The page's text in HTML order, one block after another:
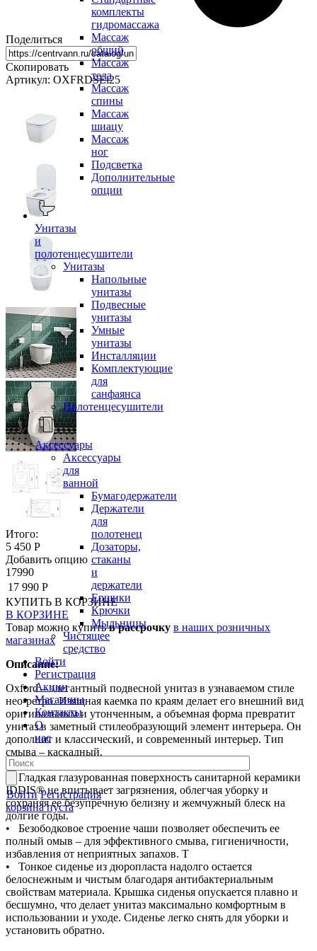
комплекты
гидромассажа
Массаж
общий
Массаж
тела
Массаж
спины
Массаж
шиацу
Массаж
ног
Подсветка
Дополнительные
опции
Унитазы
и
полотенцесушители
Унитазы
Напольные
унитазы
Подвесные
унитазы
Умные
унитазы
Инсталляции
Комплектующие
для
санфаянса
Полотенцесушители
Аксессуары
Аксессуары
для
ванной
Бумагодержатели
Держатели
для
полотенец
Дозаторы,
стаканы
и
держатели
Ершики
Крючки
Мыльницы
Чистящее
средство
Войти
Регистрация
Акции
Магазины
Контакты
О
нас
Войти Регистрация
корзина пуста
Поделиться
Скопировать
Артикул: OXFRDSEi25
Итого:
5 450 Р
Добавить опцию
17990
17 990 Р
КУПИТЬ В КОРЗИНЕ
В КОРЗИНЕ
Товар можно купитьв рассрочку в наших розничных
магазинах
Описание:
Oxford – элегантный подвесной унитаз в узнаваемом стиле
нео-ретро. Изящная каемка по краям делает его внешний вид
оригинальным и утонченным, а объемная форма превратит
унитаз в заметный стилеобразующий элемент интерьера. Он
дополнит и классический, и современный интерьер. Тип
смыва – каскадный.
• Гладкая глазурованная поверхность санитарной керамики
IDDIS® не впитывает загрязнения, облегчая уборку и
сохраняя ее безупречную белизну и жемчужный блеск на
долгие годы.
• Безободковое строение чаши позволяет обеспечить ее
полный омыв – для эффективного смыва, гигиеничности,
избавления от неприятных запахов. Т
• Тонкое сиденье из дюропласта надолго остается
белоснежным и чистым благодаря антибактериальным
свойствам материала. Крышка сиденья опускается плавно и
бесшумно, что делает унитаз максимально комфортным в
использовании и уходе. Сиденье легко снять для уборки и
установить обратно.